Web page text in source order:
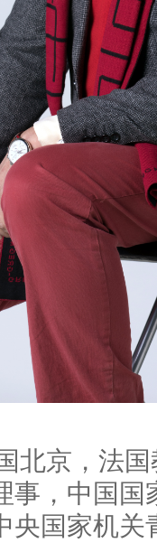
北京，法
事，中国
央国家机